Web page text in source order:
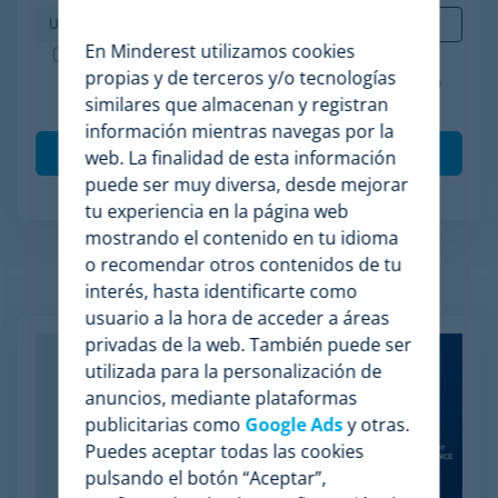
Minderest es una empresa certificada ISO-27001.
Acepto el procesamiento de mis datos de acuerdo
con lapolítica de privacidad.*
Artículos relacionados
En Minderest utilizamos cookies
propias y de terceros y/o tecnologías
similares que almacenan y registran
información mientras navegas por la
web. La finalidad de esta información
puede ser muy diversa, desde mejorar
tu experiencia en la página web
mostrando el contenido en tu idioma
o recomendar otros contenidos de tu
interés, hasta identificarte como
usuario a la hora de acceder a áreas
privadas de la web. También puede ser
utilizada para la personalización de
anuncios, mediante plataformas
publicitarias como Google Adsy otras.
Puedes aceptar todas las cookies
pulsando el botón “Aceptar”,